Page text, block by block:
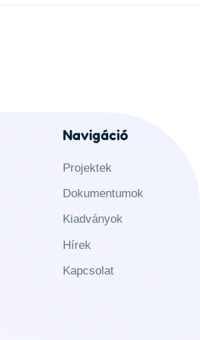
Navigáció
Projektek
Dokumentumok
Kiadványok
Hírek
Kapcsolat